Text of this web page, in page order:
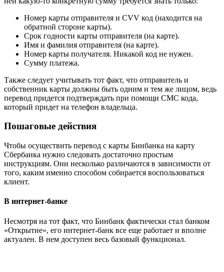
Номер карты отправителя и CVV код (находится на
обратной стороне карты).
Срок годности карты отправителя (на карте).
Имя и фамилия отправителя (на карте).
Номер карты получателя. Никакой код не нужен.
Сумму платежа.
Также следует учитывать тот факт, что отправитель и
собственник карты должны быть одним и тем же лицом, ведь
перевод придется подтверждать при помощи СМС кода,
который придет на телефон владельца.
Пошаговые действия
Чтобы осуществить перевод с карты Бинбанка на карту
Сбербанка нужно следовать достаточно простым
инструкциям. Они несколько различаются в зависимости от
того, каким именно способом собирается воспользоваться
клиент.
В интернет-банке
Несмотря на тот факт, что Бинбанк фактически стал банком
«Открытие», его интернет-банк все еще работает и вполне
актуален. В нем доступен весь базовый функционал.